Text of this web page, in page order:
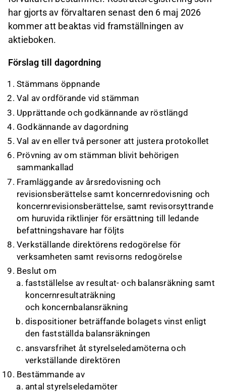
har gjorts av förvaltaren senast den 6 maj 2026
kommer att beaktas vid framställningen av
aktieboken.
Förslag till dagordning
Stämmans öppnande
Val av ordförande vid stämman
Upprättande och godkännande av röstlängd
Godkännande av dagordning
Val av en eller två personer att justera protokollet
Prövning av om stämman blivit behörigen
sammankallad
Framläggande av årsredovisning och
revisionsberättelse samt koncernredovisning och
koncernrevisionsberättelse, samt revisorsyttrande
om huruvida riktlinjer för ersättning till ledande
befattningshavare har följts
Verkställande direktörens redogörelse för
verksamheten samt revisorns redogörelse
Beslut om
fastställelse av resultat- och balansräkning samt
koncernresultaträkning
och koncernbalansräkning
dispositioner beträffande bolagets vinst enligt
den fastställda balansräkningen
ansvarsfrihet åt styrelseledamöterna och
verkställande direktören
Bestämmande av
antal styrelseledamöter